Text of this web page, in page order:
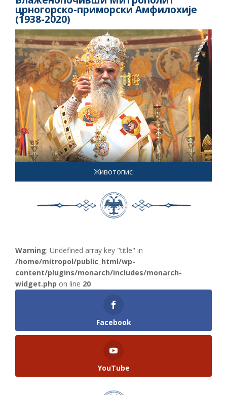
црногорско-приморски Амфилохије
(1938-2020)
Животопис
Warning: Undefined array key "title" in
/home/mitropol/public_html/wp-
content/plugins/monarch/includes/monarch-
widget.php on line 20
Facebook
YouTube